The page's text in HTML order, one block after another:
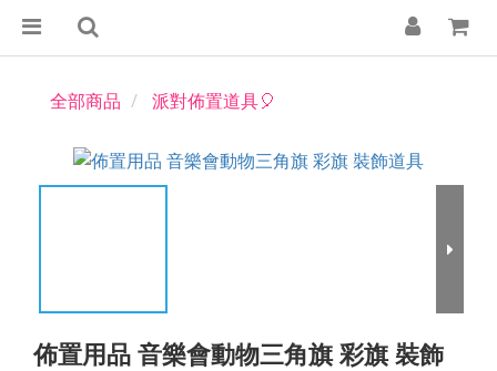
全部商品 派對佈置道具🎈
佈置用品 音樂會動物三角旗 彩旗 裝飾